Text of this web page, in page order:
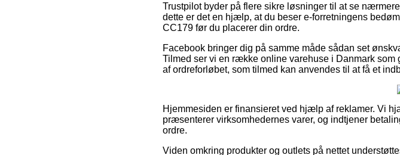
Trustpilot byder på flere sikre løsninger til at se
dette er det en hjælp, at du beser e-forretningens
CC179 før du placerer din ordre.
Facebook bringer dig på samme måde sådan set
Tilmed ser vi en række online varehuse i Danmark
af ordreforløbet, som tilmed kan anvendes til at få et
Hjemmesiden er finansieret ved hjælp af reklamer. Vi
præsenterer virksomhedernes varer, og indtjener
ordre.
Viden omkring produkter og outlets på nettet